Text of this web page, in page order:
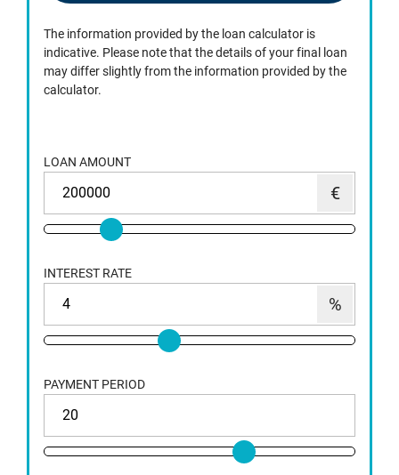
The information provided by the loan calculator is
indicative. Please note that the details of your final loan
may differ slightly from the information provided by the
calculator.
LOAN AMOUNT
INTEREST RATE
PAYMENT PERIOD